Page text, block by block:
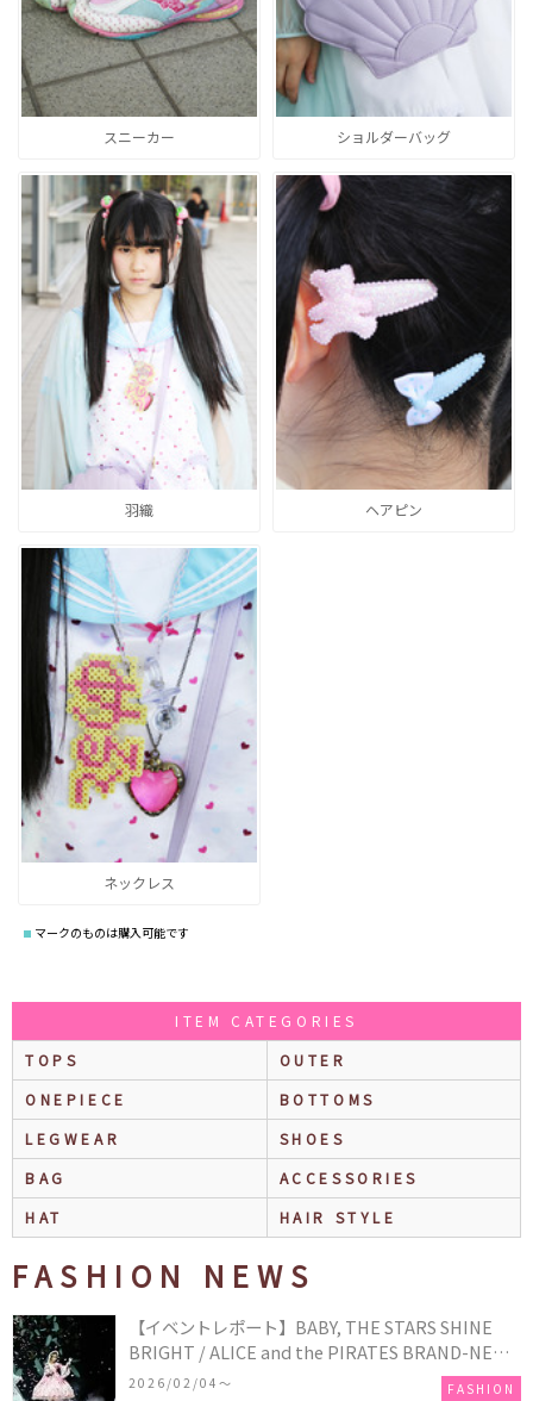
スニーカー ショルダーバッグ
羽織 ヘアピン
ネックレス
マークのものは購入可能です
ITEM CATEGORIES
TOPS
OUTER
ONEPIECE
BOTTOMS
LEGWEAR
SHOES
BAG
ACCESSORIES
HAT
HAIR STYLE
FASHION NEWS
【イベントレポート】BABY, THE STARS SHINE
BRIGHT / ALICE and the PIRATES BRAND-NEW
COLLECTION in TOKYO
2026/02/04〜 FASHION